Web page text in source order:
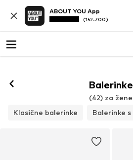
ABOUT YOU App
(152.700)
Balerinke
(42) za žene
Klasične balerinke
Balerinke